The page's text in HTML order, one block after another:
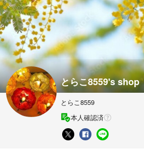
とらこ8559's shop
とらこ8559
本人確認済